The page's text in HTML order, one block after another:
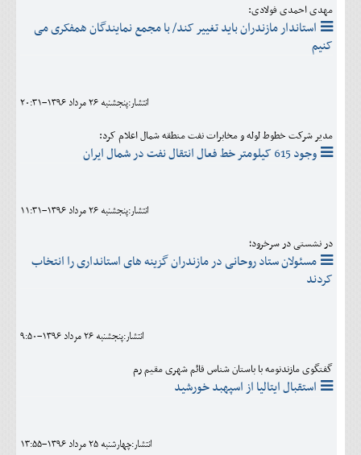
مهدی احمدی فولادی:
استاندار مازندران باید تغییر کند/ با مجمع نمایندگان همفکری می
کنیم
انتشار:پنجشنبه 26 مرداد 1396-20:31
مدیر شرکت خطوط لوله و مخابرات نفت منطقه شمال اعلام کرد:
وجود 615 کیلومتر خط فعال انتقال نفت در شمال ایران
انتشار:پنجشنبه 26 مرداد 1396-11:31
در نشستی در سرخرود؛
مسئولان ستاد روحانی در مازندران گزینه های استانداری را انتخاب
کردند
انتشار:پنجشنبه 26 مرداد 1396-9:50
گفتگوی مازندنومه با باستان شناس قائم شهری مقیم رم
استقبال ایتالیا از اسپهبد خورشید
انتشار:چهارشنبه 25 مرداد 1396-13:55